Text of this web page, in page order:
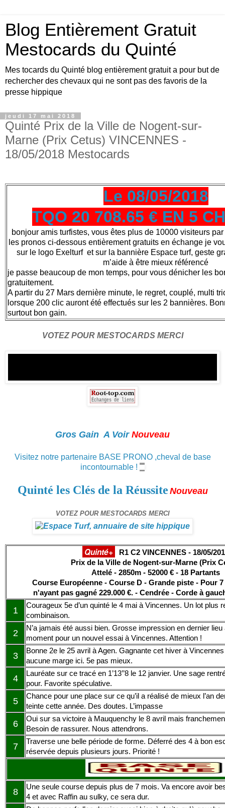
Blog Entièrement Gratuit
Mestocards du Quinté
Mes tocards du Quinté blog entièrement gratuit a pour but de
rechercher des chevaux qui ne sont pas des favoris de la
presse hippique
jeudi 17 mai 2018
Quinté Prix de la Ville de Nogent-sur-
Marne (Prix Cetus) VINCENNES -
18/05/2018 Mestocards
Le 08/05/2018
TQO 20 708.65 € EN 5
bonjour amis turfistes, vous êtes plus de 10000 visiteurs
les pronos ci-dessous entièrement gratuits en échange je
sur le logo Exelturf et sur la bannière Espace turf, geste
m’aide à être mieux référencé
je passe beaucoup de mon temps, pour vous dénicher les
gratuitement.
A partir du 27 Mars dernière minute, le regret, couplé, multi
lorsque 200 clic auront été effectués sur les 2 bannières.
surtout bon gain.
VOTEZ POUR MESTOCARDS MERCI
Gros Gain A Voir Nouveau
Visitez notre partenaire BASE PRONO ,cheval de base
incontournable !
Quinté les Clés de la Réussite Nouveau
VOTEZ POUR MESTOCARDS MERCI
Quinté+
R1 C2 VINCENNES - 18/05/
Prix de la Ville de Nogent-sur-Marne (Prix
Attelé - 2850m - 52000 € - 18 Partants
Course Européenne - Course D - Grande piste - Pour
n'ayant pas gagné 229.000 €. - Cendrée - Corde à
1
Courageux 5e d’un quinté le 4 mai à Vincennes. Un lot plus
combinaison.
2
N’a jamais été aussi bien. Grosse impression en dernier
moment pour un nouvel essai à Vincennes. Attention !
3
Bonne 2e le 25 avril à Agen. Gagnante cet hiver à
aucune marge ici. 5e pas mieux.
4
Lauréate sur ce tracé en 1’13’’8 le 12 janvier. Une sage
pour. Favorite spéculative.
5
Chance pour une place sur ce qu’il a réalisé de mieux l’an
teinte cette année. Des doutes. L’impasse
6
Oui sur sa victoire à Mauquenchy le 8 avril mais
Besoin de rassurer. Nous attendrons.
7
Traverse une belle période de forme. Déferré des 4 à bon
réservée depuis plusieurs jours. Priorité !
8
Une seule course depuis plus de 7 mois. Va encore avoir
4 et avec Raffin au sulky, ce sera dur.